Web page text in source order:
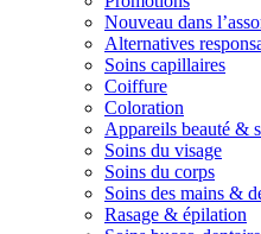
Nouveau dans
Alternatives
Soins capillaires
Coiffure
Coloration
Appareils beauté &
Soins du visage
Soins du corps
Soins des mains &
Rasage & épilation